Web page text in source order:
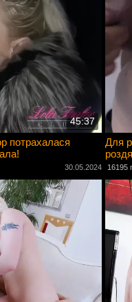
45:37
потрахалася
30.05.2024
Для
16195